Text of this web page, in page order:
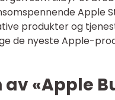
Apple
produkter og
de nyeste Apple-
«Apple